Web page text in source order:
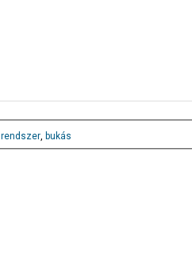
rendszer, bukás